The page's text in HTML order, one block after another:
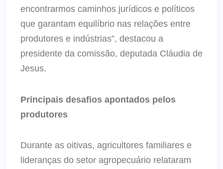
encontrarmos caminhos jurídicos e políticos
que garantam equilíbrio nas relações entre
produtores e indústrias”, destacou a
presidente da comissão, deputada Cláudia de
Jesus.
Principais desafios apontados pelos
produtores
Durante as oitivas, agricultores familiares e
lideranças do setor agropecuário relataram